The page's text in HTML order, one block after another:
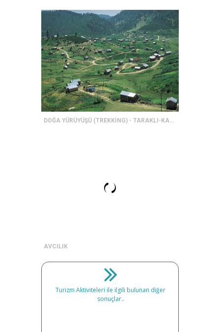
DOĞA YÜRÜYÜŞÜ (TREKKİNG) - TARAKLI-KARAGÖL-YANIK VE BEYKÜBET YAYLALARI
AVCILIK
Turizm Aktiviteleri ile ilgili bulunan diğer
sonuçlar..